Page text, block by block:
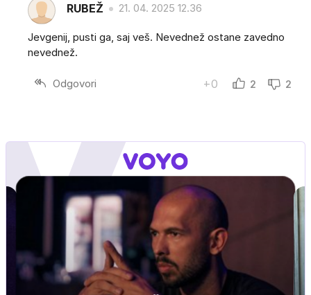
RUBEŽ 21. 04. 2025 12.36
Jevgenij, pusti ga, saj veš. Nevednež ostane zavedno
nevednež.
Odgovori +0 2 2